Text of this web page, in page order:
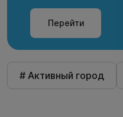
Перейти
# Активный город